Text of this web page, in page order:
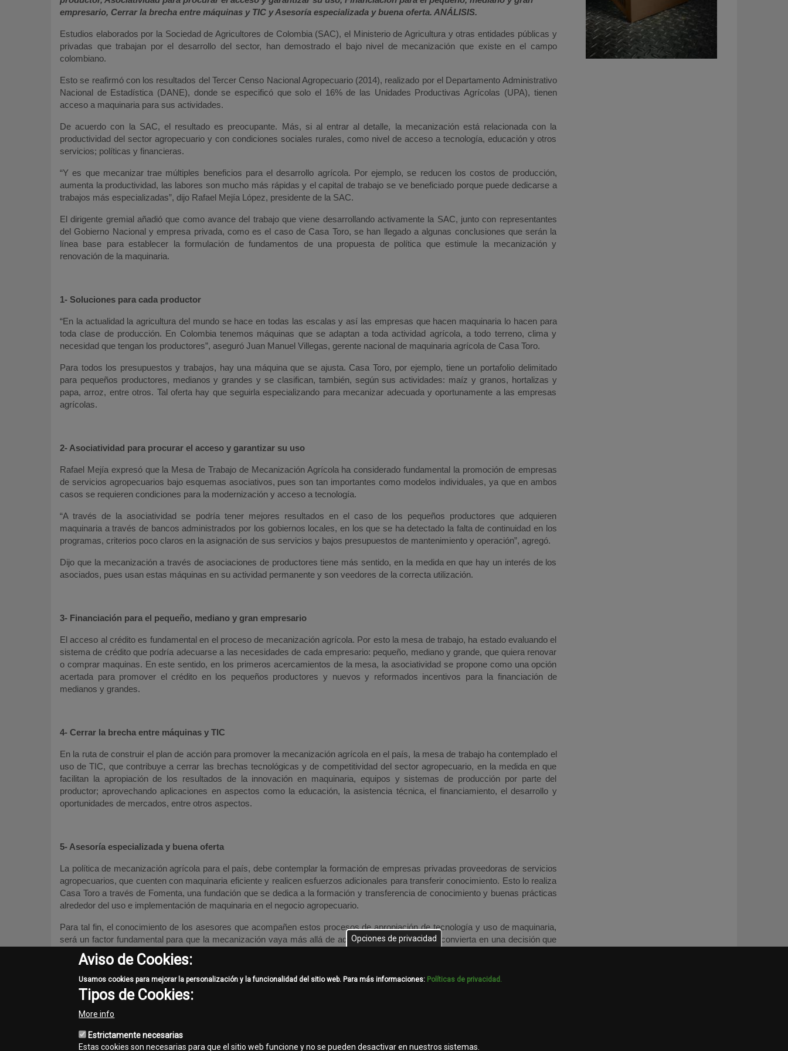
empresario, Cerrar la brecha entre máquinas y TIC y Asesoría especializada y buena oferta. ANÁLISIS.
Estudios elaborados por la Sociedad de Agricultores de Colombia (SAC), el Ministerio de Agricultura y otras entidades públicas y
privadas que trabajan por el desarrollo del sector, han demostrado el bajo nivel de mecanización que existe en el campo
colombiano.
Esto se reafirmó con los resultados del Tercer Censo Nacional Agropecuario (2014), realizado por el Departamento Administrativo
Nacional de Estadística (DANE), donde se especificó que solo el 16% de las Unidades Productivas Agrícolas (UPA), tienen
acceso a maquinaria para sus actividades.
De acuerdo con la SAC, el resultado es preocupante. Más, si al entrar al detalle, la mecanización está relacionada con la
productividad del sector agropecuario y con condiciones sociales rurales, como nivel de acceso a tecnología, educación y otros
servicios; políticas y financieras.
“Y es que mecanizar trae múltiples beneficios para el desarrollo agrícola. Por ejemplo, se reducen los costos de producción,
aumenta la productividad, las labores son mucho más rápidas y el capital de trabajo se ve beneficiado porque puede dedicarse a
trabajos más especializadas”, dijo Rafael Mejía López, presidente de la SAC.
El dirigente gremial añadió que como avance del trabajo que viene desarrollando activamente la SAC, junto con representantes
del Gobierno Nacional y empresa privada, como es el caso de Casa Toro, se han llegado a algunas conclusiones que serán la
línea base para establecer la formulación de fundamentos de una propuesta de política que estimule la mecanización y
renovación de la maquinaria.
1- Soluciones para cada productor
“En la actualidad la agricultura del mundo se hace en todas las escalas y así las empresas que hacen maquinaria lo hacen para
toda clase de producción. En Colombia tenemos máquinas que se adaptan a toda actividad agrícola, a todo terreno, clima y
necesidad que tengan los productores”, aseguró Juan Manuel Villegas, gerente nacional de maquinaria agrícola de Casa Toro.
Para todos los presupuestos y trabajos, hay una máquina que se ajusta. Casa Toro, por ejemplo, tiene un portafolio delimitado
para pequeños productores, medianos y grandes y se clasifican, también, según sus actividades: maíz y granos, hortalizas y
papa, arroz, entre otros. Tal oferta hay que seguirla especializando para mecanizar adecuada y oportunamente a las empresas
agrícolas.
2- Asociatividad para procurar el acceso y garantizar su uso
Rafael Mejía expresó que la Mesa de Trabajo de Mecanización Agrícola ha considerado fundamental la promoción de empresas
de servicios agropecuarios bajo esquemas asociativos, pues son tan importantes como modelos individuales, ya que en ambos
casos se requieren condiciones para la modernización y acceso a tecnología.
“A través de la asociatividad se podría tener mejores resultados en el caso de los pequeños productores que adquieren
maquinaria a través de bancos administrados por los gobiernos locales, en los que se ha detectado la falta de continuidad en los
programas, criterios poco claros en la asignación de sus servicios y bajos presupuestos de mantenimiento y operación”, agregó.
Dijo que la mecanización a través de asociaciones de productores tiene más sentido, en la medida en que hay un interés de los
asociados, pues usan estas máquinas en su actividad permanente y son veedores de la correcta utilización.
3- Financiación para el pequeño, mediano y gran empresario
El acceso al crédito es fundamental en el proceso de mecanización agrícola. Por esto la mesa de trabajo, ha estado evaluando el
sistema de crédito que podría adecuarse a las necesidades de cada empresario: pequeño, mediano y grande, que quiera renovar
o comprar maquinas. En este sentido, en los primeros acercamientos de la mesa, la asociatividad se propone como una opción
acertada para promover el crédito en los pequeños productores y nuevos y reformados incentivos para la financiación de
medianos y grandes.
4- Cerrar la brecha entre máquinas y TIC
En la ruta de construir el plan de acción para promover la mecanización agrícola en el país, la mesa de trabajo ha contemplado el
uso de TIC, que contribuye a cerrar las brechas tecnológicas y de competitividad del sector agropecuario, en la medida en que
facilitan la apropiación de los resultados de la innovación en maquinaria, equipos y sistemas de producción por parte del
productor; aprovechando aplicaciones en aspectos como la educación, la asistencia técnica, el financiamiento, el desarrollo y
oportunidades de mercados, entre otros aspectos.
5- Asesoría especializada y buena oferta
La política de mecanización agrícola para el país, debe contemplar la formación de empresas privadas proveedoras de servicios
agropecuarios, que cuenten con maquinaria eficiente y realicen esfuerzos adicionales para transferir conocimiento. Esto lo realiza
Casa Toro a través de Fomenta, una fundación que se dedica a la formación y transferencia de conocimiento y buenas prácticas
alrededor del uso e implementación de maquinaria en el negocio agropecuario.
Para tal fin, el conocimiento de los asesores que acompañen estos procesos de apropiación de tecnología y uso de maquinaria,
será un factor fundamental para que la mecanización vaya más allá de adquirir una máquina y se convierta en una decisión que
permita disfrutar de todos los beneficios que pueda brindar: productividad, rentabilidad y sostenibilidad del negocio
Para el presidente de la SAC, “atender la demanda de alimentos en unos años, y el llamado a ser una de las despensas
mundiales, según la FAO, requiere de una Política de Mecanización Agrícola contundente para la productividad del sector. A esto
esperamos contribuir en el trabajo que actualmente adelantamos junto al Ministerio de Agricultura y entidades del sector privado
afiliadas a la SAC”
Opciones de privacidad
Aviso de Cookies:
Usamos cookies para mejorar la personalización y la funcionalidad del sitio web. Para más informaciones: Políticas de privacidad.
Tipos de Cookies:
More info
Estrictamente necesarias
Estas cookies son necesarias para que el sitio web funcione y no se pueden desactivar en nuestros sistemas.